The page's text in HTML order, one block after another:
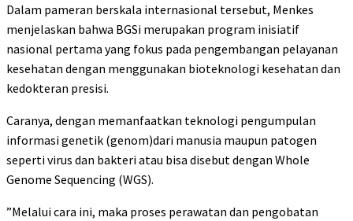
Dalam pameran berskala internasional tersebut, Menkes
menjelaskan bahwa BGSi merupakan program inisiatif
nasional pertama yang fokus pada pengembangan pelayanan
kesehatan dengan menggunakan bioteknologi kesehatan dan
kedokteran presisi.
Caranya, dengan memanfaatkan teknologi pengumpulan
informasi genetik (genom)dari manusia maupun patogen
seperti virus dan bakteri atau bisa disebut dengan Whole
Genome Sequencing (WGS).
”Melalui cara ini, maka proses perawatan dan pengobatan